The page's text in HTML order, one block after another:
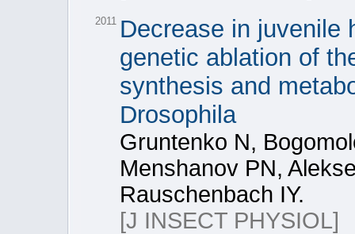
2011 Decrease in juvenile
genetic ablation of
synthesis and
Drosophila
Gruntenko N,
Menshanov PN,
Rauschenbach IY.
[J INSECT PHYSIOL]